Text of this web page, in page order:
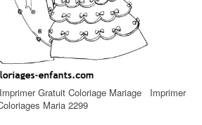
Gratuit Coloriage Mariage Imprimer
Maria 2299